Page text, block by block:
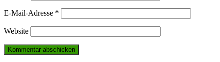
E-Mail-Adresse *
Website